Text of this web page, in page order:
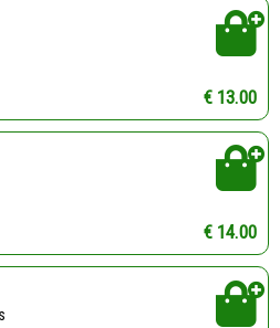
€ 13.00
€ 14.00